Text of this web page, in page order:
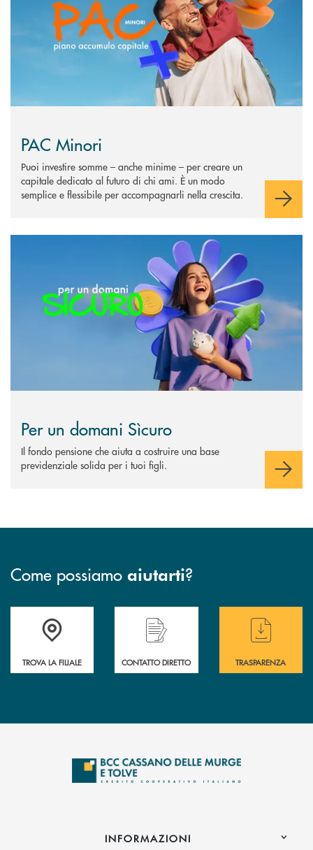
PAC Minori
Puoi investire somme – anche minime – per creare un
capitale dedicato al futuro di chi ami. È un modo
semplice e flessibile per accompagnarli nella crescita.
Per un domani Sìcuro
Il fondo pensione che aiuta a costruire una base
previdenziale solida per i tuoi figli.
Come possiamo aiutarti?
Accedi all' elenco completo delle filiali
TROVA LA FILIALE
Hai bisogno di assistenza immediata ?
CONTATTO DIRETTO
Hai bisogno di
TRASPARENZA
INFORMAZIONI